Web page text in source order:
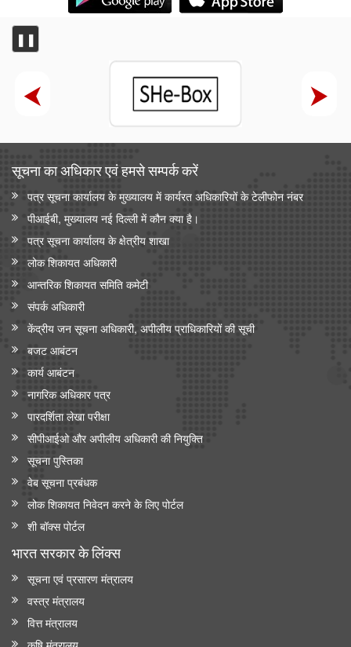
❚❚
सूचना का अधिकार एवं हमसे सम्‍पर्क करें
पत्र सूचना कार्यालय के मुख्यालय में कार्यरत अधिकारियों के टेलीफोन नंबर
पीआईबी, मुख्यालय नई दिल्ली में कौन क्या है।
पत्र सूचना कार्यालय के क्षेत्रीय शाखा
लोक शिकायत अधिकारी
आन्‍तरिक शिकायत समिति कमेटी
संपर्क अधिकारी
केंद्रीय जन सूचना अधिकारी, अपीलीय प्राधिकारियों की सूची
बजट आबंटन
कार्य आबंटन
नागरिक अधिकार पत्र
पारदर्शिता लेखा परीक्षा
सीपीआईओ और अपी‍लीय अधिकारी की नियुक्ति
सूचना पुस्तिका
वेब सूचना प्रबंधक
लोक शिकायत निवेदन करने के लिए पोर्टल
शी बॉक्स पोर्टल
भारत सरकार के लिंक्‍स
सूचना एवं प्रसारण मंत्रालय
वस्त्र मंत्रालय
वित्त मंत्रालय